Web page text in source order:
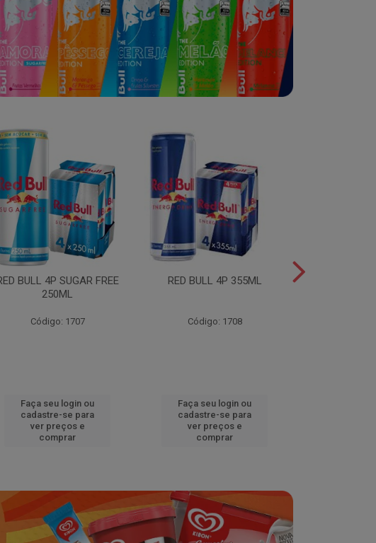
BULL 4P SUGAR FREE
250ML
Código: 1707
Faça seu login ou
cadastre-se para
ver preços e
comprar
RED BULL 4P 355ML
Código: 1708
Faça seu login ou
cadastre-se para
ver preços e
comprar